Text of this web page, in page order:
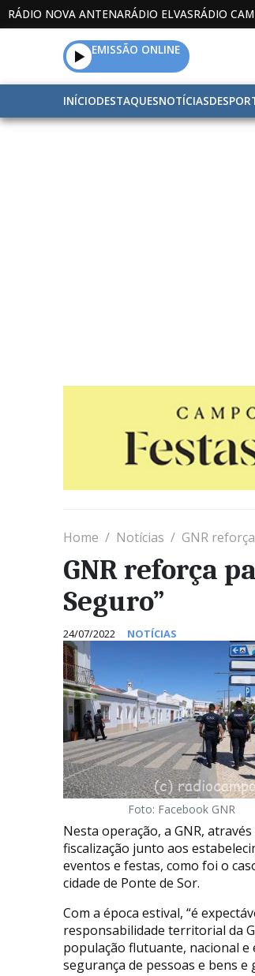
RÁDIO NOVA ANTENARÁDIO ELVASRÁDIO
EMISSÃO ONLINE
INÍCIODESTAQUESNOTÍCIAS
Home Notícias GNR
GNR reforça
Seguro”
24/07/2022 NOTÍCIAS
Foto: Facebook GNR
Nesta operação, a GNR,
fiscalização junto aos
eventos e festas, como foi o
cidade de Ponte de Sor.
Com a época estival, “é
responsabilidade territorial da
população flutuante, nacional
segurança de pessoas e bens